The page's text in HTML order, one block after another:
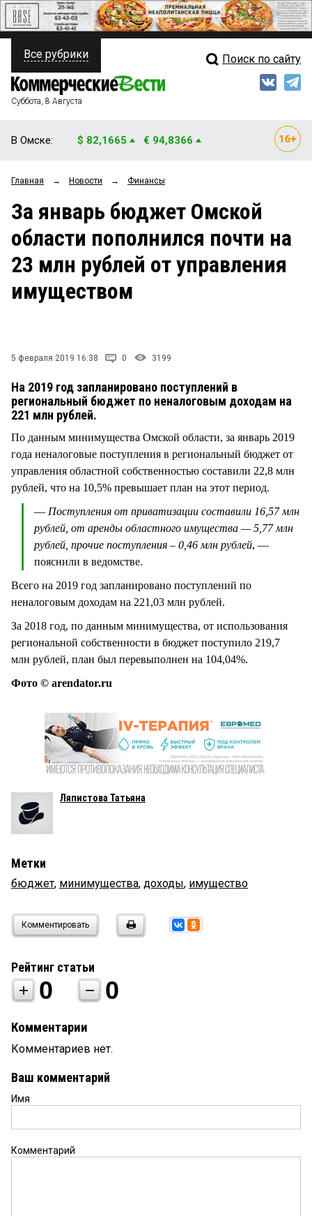
ПОЛИТИКА
ФИНАНСЫ
ОБЩЕСТВО
ЗАКОН
Свежий выпуск
Рейтинги
Блоги
Архив
Все рубрики Поиск по сайту
Суббота, 8 Августа
В Омске: $ 82,1665 € 94,8366
Главная → Новости → Финансы
За январь бюджет Омской
области пополнился почти на
23 млн рублей от управления
имуществом
5 февраля 2019 16:38 0 3199
На 2019 год запланировано поступлений в
региональный бюджет по неналоговым доходам на
221 млн рублей.
По данным минимущества Омской области, за январь 2019
года неналоговые поступления в региональный бюджет от
управления областной собственностью составили 22,8 млн
рублей, что на 10,5% превышает план на этот период.
— Поступления от приватизации составили 16,57 млн
рублей, от аренды областного имущества — 5,77 млн
рублей, прочие поступления – 0,46 млн рублей, —
пояснили в ведомстве.
Всего на 2019 год запланировано поступлений по
неналоговым доходам на 221,03 млн рублей.
За 2018 год, по данным минимущества, от использования
региональной собственности в бюджет поступило 219,7
млн рублей, план был перевыполнен на 104,04%.
Фото © arendator.ru
Ляпистова Татьяна
Метки
бюджет, минимущества, доходы, имущество
Комментировать
Рейтинг статьи
0 0
Комментарии
Комментариев нет.
Ваш комментарий
Имя
Комментарий